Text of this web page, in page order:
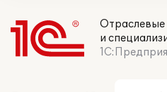
Отраслевые
и